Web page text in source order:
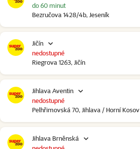
Bezručova 1428/4b, Jeseník
do 60 minut
Jičín
Riegrova 1263, Jičín
nedostupné
Jihlava Aventin
Pelhřimovská 70, Jihlava / Horní Kosov
nedostupné
Jihlava Brněnská